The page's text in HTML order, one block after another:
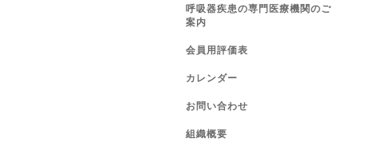
呼吸器疾患の専門医療機関のご
案内
会員用評価表
カレンダー
お問い合わせ
組織概要